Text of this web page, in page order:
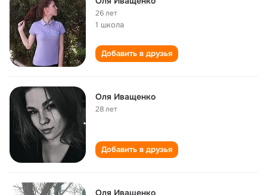
26 лет
1 школа
Добавить в друзья
Оля Иващенко
28 лет
Добавить в друзья
Оля Иващенко